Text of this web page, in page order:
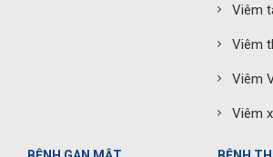
Viêm
Viêm
Viêm
Viêm